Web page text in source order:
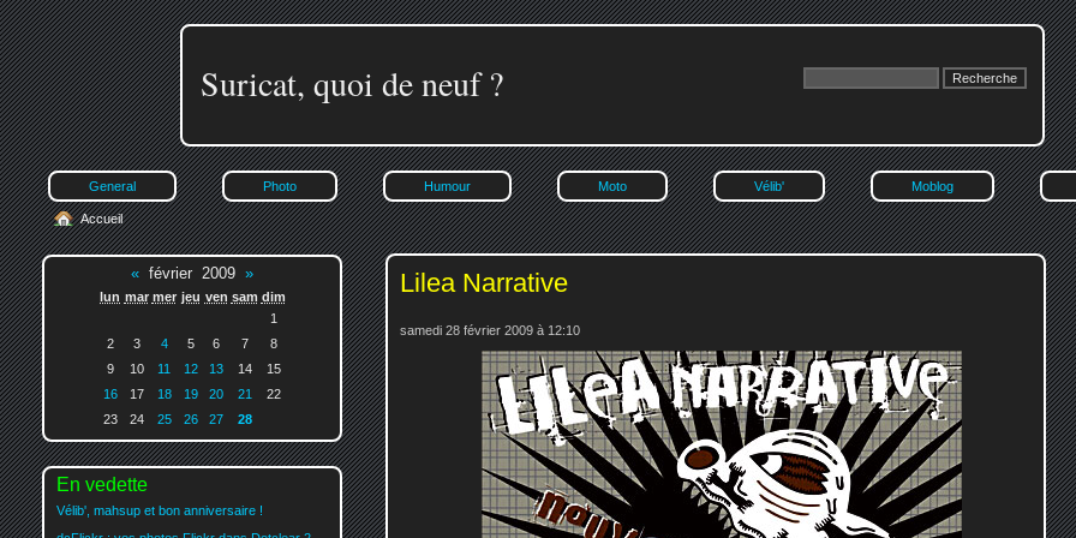
Suricat, quoi de neuf ?
General Photo Humour Moto Vélib' Moblog
Lilea Narrative
samedi 28 février 2009 à 12:10
Accueil
« février 2009 »
lun mar mer jeu ven sam dim
1
2
3 4 5 6 7
8
9
10 11 12 13 14
15
16
17 18 19 20 21
22
23
24 25 26 27 28
En vedette
Vélib', mahsup et bon anniversaire !